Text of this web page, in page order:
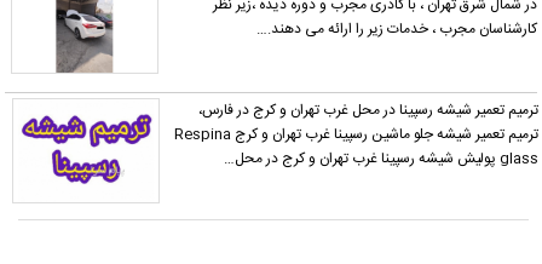
در شمال شرق تهران ، با کادری مجرب و دوره دیده ،زیر نظر
کارشناسان مجرب ، خدمات زیر را ارائه می دهند.…
ترمیم تعمیر شیشه رسپینا در محل غرب تهران و کرج در فارس،
ترمیم تعمیر شیشه جلو ماشین رسپینا غرب تهران و کرج Respina
glass پولیش شیشه رسپینا غرب تهران و کرج در محل…